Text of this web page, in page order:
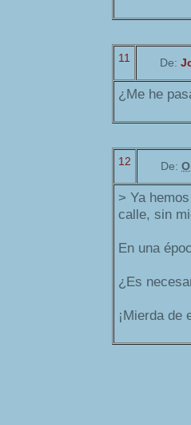
11 De:
¿Me he
12 De:
> Ya
calle, sin
En una
¿Es
¡Mierda de